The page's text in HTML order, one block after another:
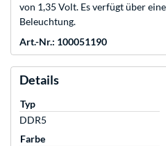
von 1,35 Volt. Es verfügt über
Beleuchtung.
Art.-Nr.: 100051190
Details
Typ
DDR5
Farbe